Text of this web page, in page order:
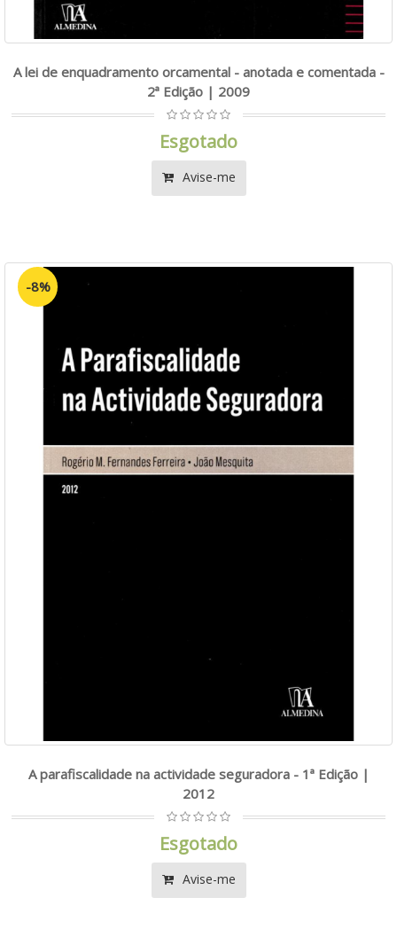
A lei de enquadramento orcamental - anotada e comentada -
2ª Edição | 2009
Esgotado
Avise-me
-8%
A parafiscalidade na actividade seguradora - 1ª Edição |
2012
Esgotado
Avise-me